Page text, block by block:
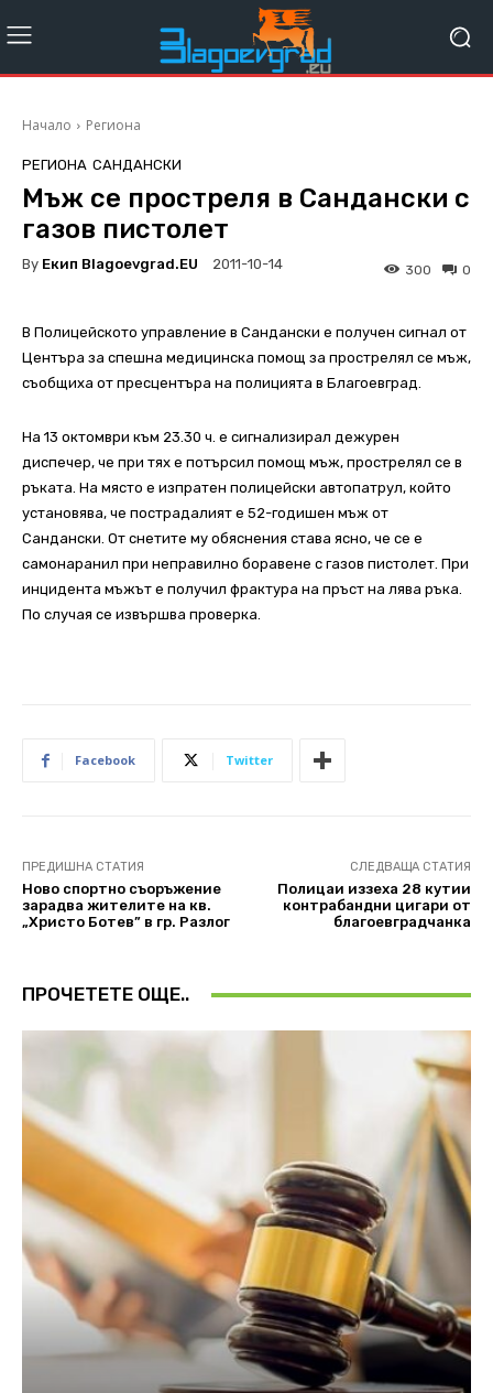
Начало Региона
РЕГИОНА САНДАНСКИ
Мъж се простреля в Сандански с
газов пистолет
By Екип Blagoevgrad.EU 2011-10-14 0
300
В Полицейското управление в Сандански е получен сигнал от
Центъра за спешна медицинска помощ за прострелял се мъж,
съобщиха от пресцентъра на полицията в Благоевград.
На 13 октомври към 23.30 ч. е сигнализирал дежурен
диспечер, че при тях е потърсил помощ мъж, прострелял се в
ръката. На място е изпратен полицейски автопатрул, който
установява, че пострадалият е 52-годишен мъж от
Сандански. От снетите му обяснения става ясно, че се е
самонаранил при неправилно боравене с газов пистолет. При
инцидента мъжът е получил фрактура на пръст на лява ръка.
По случая се извършва проверка.
Facebook Twitter
ПРЕДИШНА СТАТИЯ
Ново спортно съоръжение
зарадва жителите на кв.
„Христо Ботев” в гр. Разлог
СЛЕДВАЩА СТАТИЯ
Полицаи иззеха 28 кутии
контрабандни цигари от
благоевградчанка
ПРОЧЕТЕТЕ ОЩЕ..